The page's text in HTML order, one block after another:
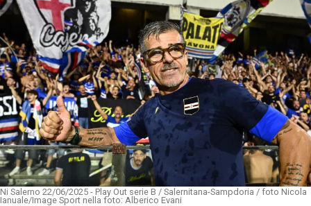
Ni Salerno 22/06/2025 - Play Out serie B / Salernitana-Sampdoria / foto Nicola
Ianuale/Image Sport nella foto: Alberico Evani